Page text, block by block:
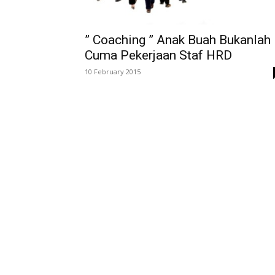
” Coaching ” Anak Buah Bukanlah
Cuma Pekerjaan Staf HRD
10 February 2015